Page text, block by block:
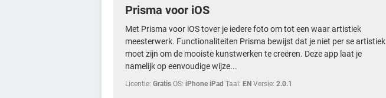
Prisma voor iOS
Met Prisma voor iOS tover je iedere foto om tot een waar artistiek
meesterwerk. Functionaliteiten Prisma bewijst dat je niet per se artistiek
moet zijn om de mooiste kunstwerken te creëren. Deze app laat je
namelijk op eenvoudige wijze...
Licentie: Gratis OS: iPhone iPad Taal: EN Versie: 2.0.1